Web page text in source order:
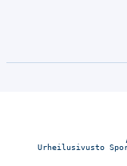
Urheilusivusto